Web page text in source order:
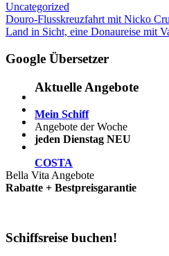
Uncategorized
Beitragsnavigation
Vorheriger
Beitrag:
Douro-Flusskreuzfahrt mit Nicko
Nächster
Land in Sicht, eine Donaureise mit
Google Übersetzer
Aktuelle Angebote
Mein Schiff
Angebote der Woche
jeden Dienstag NEU
COSTA
Bella Vita Angebote
Rabatte + Bestpreisgarantie
Schiffsreise buchen!